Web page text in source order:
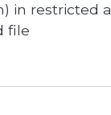
in restricted
file